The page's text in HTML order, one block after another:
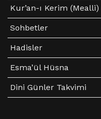
Kur’an-ı Kerim (Mealli)
Sohbetler
Hadisler
Esma’ül Hüsna
Dini Günler Takvimi